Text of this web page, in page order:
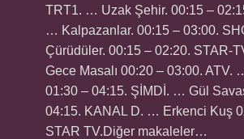
TRT1. … Uzak Şehir. 00:15 –
… Kalpazanlar. 00:15 – 03:00.
Çürüdüler. 00:15 – 02:20. STAR-
Gece Masalı 00:20 – 03:00. ATV.
01:30 – 04:15. ŞİMDİ. … Gül
04:15. KANAL D. … Erkenci Kuş
STAR TV.Diğer makaleler…